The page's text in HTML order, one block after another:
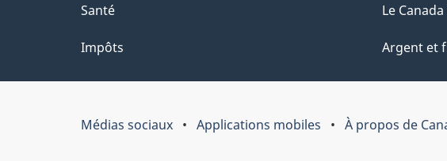
Santé
Impôts
Le
Argent et
Médias sociaux Applications mobiles À propos de